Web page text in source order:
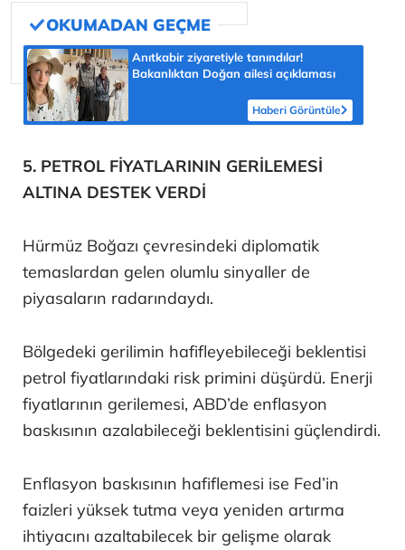
Anıtkabir ziyaretiyle tanındılar!
Bakanlıktan Doğan ailesi açıklaması
Haberi Görüntüle
5. PETROL FİYATLARININ GERİLEMESİ
ALTINA DESTEK VERDİ
Hürmüz Boğazı çevresindeki diplomatik
temaslardan gelen olumlu sinyaller de
piyasaların radarındaydı.
Bölgedeki gerilimin hafifleyebileceği beklentisi
petrol fiyatlarındaki risk primini düşürdü. Enerji
fiyatlarının gerilemesi, ABD’de enflasyon
baskısının azalabileceği beklentisini güçlendirdi.
Enflasyon baskısının hafiflemesi ise Fed’in
faizleri yüksek tutma veya yeniden artırma
ihtiyacını azaltabilecek bir gelişme olarak